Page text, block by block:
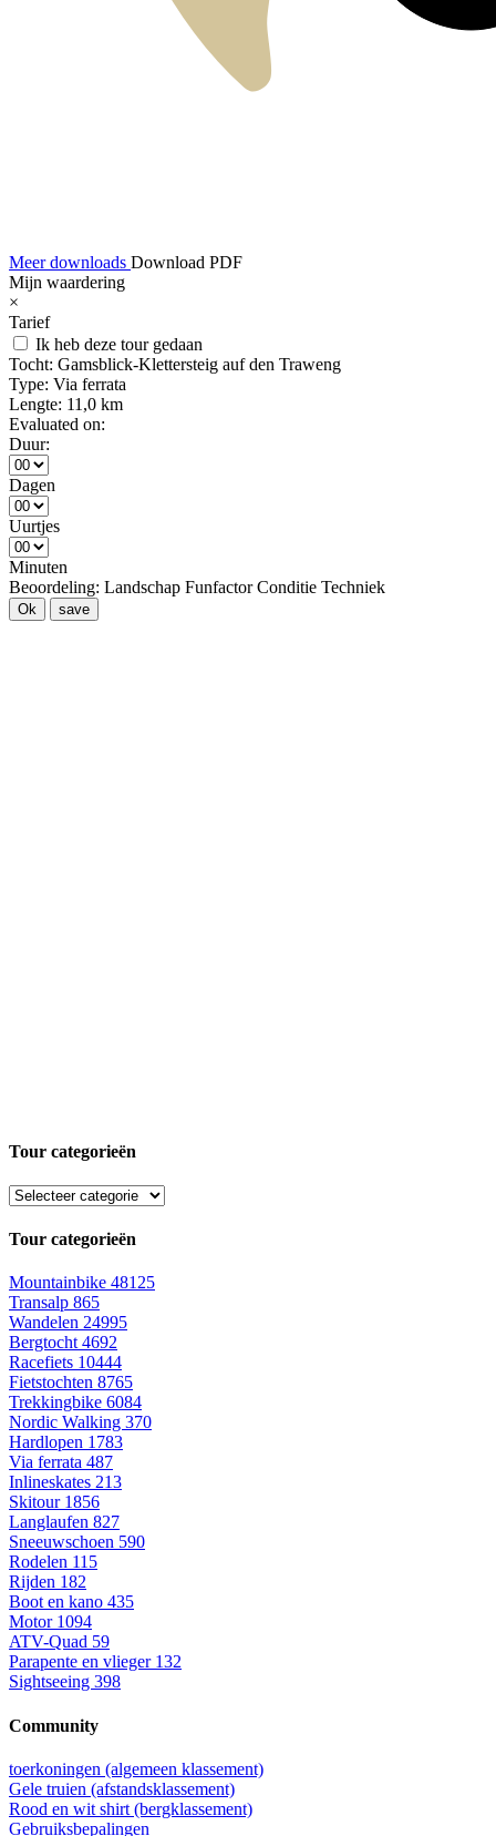
Meer downloads Download PDF
Mijn waardering
×
Tarief
Ik heb deze tour gedaan
Tocht: Gamsblick-Klettersteig auf den Traweng
Type: Via ferrata
Lengte: 11,0 km
Evaluated on:
Duur:
Dagen
Uurtjes
Minuten
Beoordeling: Landschap Funfactor Conditie Techniek
Ok save
Tour categorieën
Tour categorieën
Mountainbike 48125
Transalp 865
Wandelen 24995
Bergtocht 4692
Racefiets 10444
Fietstochten 8765
Trekkingbike 6084
Nordic Walking 370
Hardlopen 1783
Via ferrata 487
Inlineskates 213
Skitour 1856
Langlaufen 827
Sneeuwschoen 590
Rodelen 115
Rijden 182
Boot en kano 435
Motor 1094
ATV-Quad 59
Parapente en vlieger 132
Sightseeing 398
Community
toerkoningen (algemeen klassement)
Gele truien (afstandsklassement)
Rood en wit shirt (bergklassement)
Gebruiksbepalingen